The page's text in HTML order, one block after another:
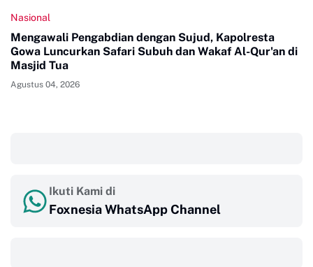
Nasional
Mengawali Pengabdian dengan Sujud, Kapolresta
Gowa Luncurkan Safari Subuh dan Wakaf Al-Qur'an di
Masjid Tua
Agustus 04, 2026
Ikuti Kami di
Foxnesia WhatsApp Channel